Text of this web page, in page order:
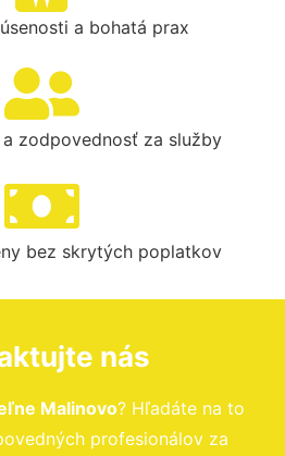
a bohatá prax
zodpovednosť za služby
bez skrytých poplatkov
nás
Malinovo? Hľadáte na to
profesionálov za